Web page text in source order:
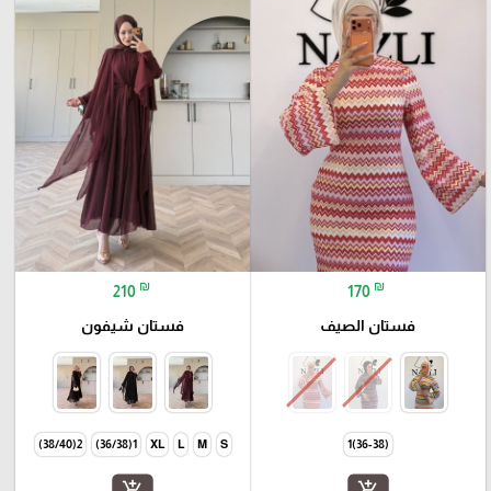
170 ₪
فستان الصيف
(36-38)1
210 ₪
فستان شيفون
S
M
L
XL
1(36/38)
2(38/40)